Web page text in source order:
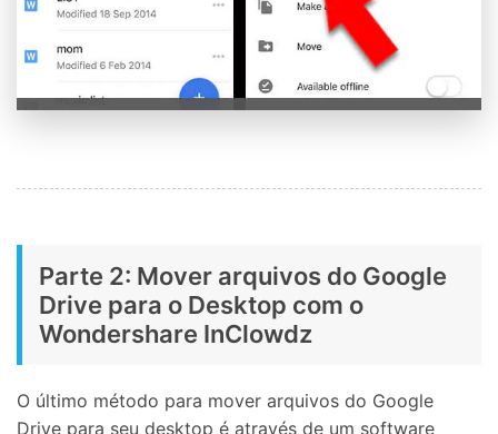
Parte 2: Mover arquivos do Google
Drive para o Desktop com o
Wondershare InClowdz
O último método para mover arquivos do Google
Drive para seu desktop é através de um software